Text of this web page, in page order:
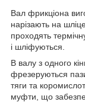
Вал фрикціона
нарізають на
проходять
і шліфуються.
В валу з одного
фрезеруються
тяги та
муфти, що